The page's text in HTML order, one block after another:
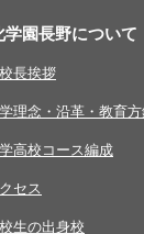
学園長野について
長挨拶
理念・沿革・教育
高校コース編成
セス
生の出身校